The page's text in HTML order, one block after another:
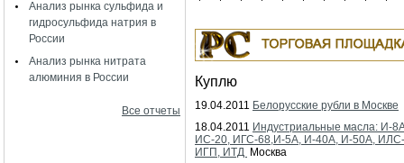
Анализ рынка сульфида и
гидросульфида натрия в
России
Анализ рынка нитрата
алюминия в России
Все отчеты
Куплю
19.04.2011 Белорусские рубли в Москве
18.04.2011 Индустриальные масла: И-
ИС-20, ИГС-68,И-5А, И-40А, И-50А,
ИГП, ИТД Москва